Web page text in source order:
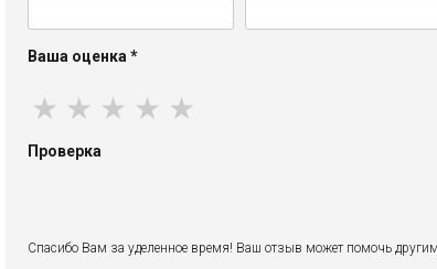
Ваша оценка *
★ ★ ★ ★ ★
Проверка
Спасибо Вам за уделенное время! Ваш отзыв может помочь